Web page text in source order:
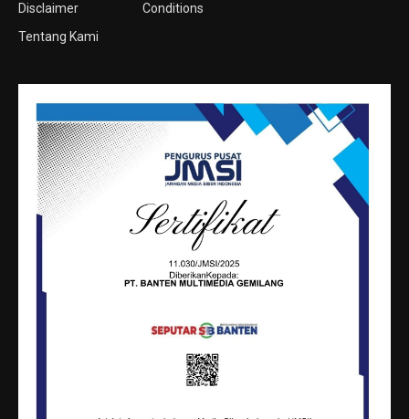
Disclaimer
Tentang Kami
Conditions